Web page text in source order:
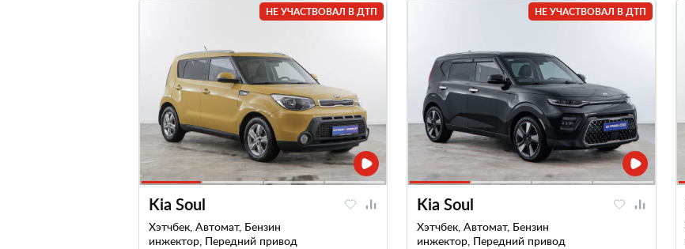
НЕ УЧАСТВОВАЛ В ДТП
Kia Soul
Хэтчбек, Автомат, Бензин
инжектор, Передний привод
НЕ УЧАСТВОВАЛ В ДТП
Kia Soul
Хэтчбек, Автомат, Бензин
инжектор, Передний привод